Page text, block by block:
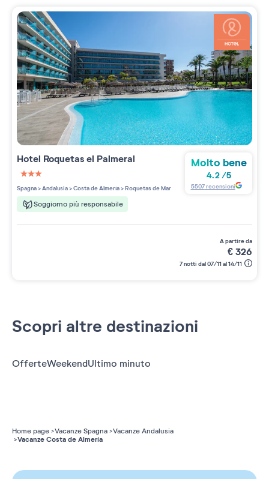
Hotel Roquetas el Palmeral
3 étoiles sur 5
Spagna>Andalusia>Costa de Almería>Roquetas de Mar
Soggiorno più responsabile
Molto bene
4.2 /5
5507recensioni
a partire da
€326
7 notti dal 07/11 al 14/11
Scopri altre destinazioni
OfferteWeekendUltimo minuto
Home page Vacanze Spagna Vacanze Andalusia
Vacanze Costa de Almería